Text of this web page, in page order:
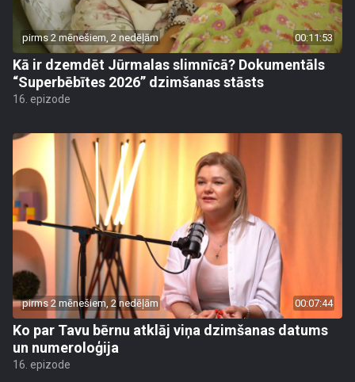
pirms 2 mēnešiem, 2 nedēļām 00:11:53
Kā ir dzemdēt Jūrmalas slimnīcā? Dokumentāls
“Superbēbītes 2026” dzimšanas stāsts
16. epizode
pirms 2 mēnešiem, 2 nedēļām 00:07:44
Ko par Tavu bērnu atklāj viņa dzimšanas datums
un numeroloģija
16. epizode